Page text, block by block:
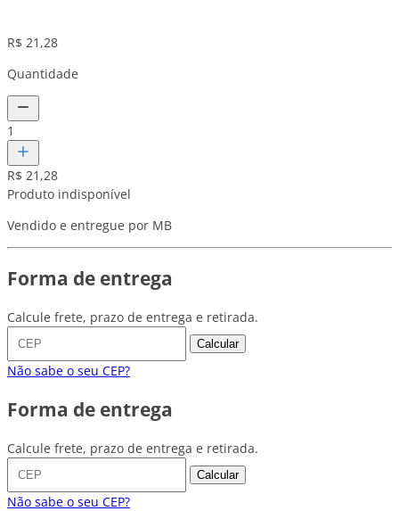
R$ 21,28
Quantidade
1
R$ 21,28
Produto indisponível
Vendido e entregue por MB
Forma de entrega
Calcule frete, prazo de entrega e retirada.
Calcular
Não sabe o seu CEP?
Forma de entrega
Calcule frete, prazo de entrega e retirada.
Calcular
Não sabe o seu CEP?